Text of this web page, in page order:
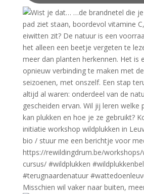
Misschien wil vaker naar buiten,